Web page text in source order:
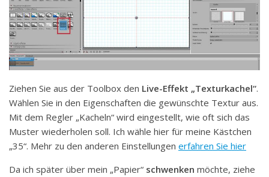
Ziehen Sie aus der Toolbox den Live-Effekt „Texturkachel“.
Wählen Sie in den Eigenschaften die gewünschte Textur aus.
Mit dem Regler „Kacheln“ wird eingestellt, wie oft sich das
Muster wiederholen soll. Ich wähle hier für meine Kästchen
„35“. Mehr zu den anderen Einstellungen erfahren Sie hier
Da ich später über mein „Papier“ schwenken möchte, ziehe